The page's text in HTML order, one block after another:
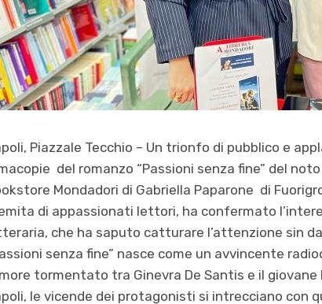
Piazzale Tecchio – Un trionfo di pubblico e
del romanzo “Passioni senza fine” del
Mondadori di Gabriella Paparone di
di appassionati lettori, ha confermato
che ha saputo catturare l’attenzione sin
senza fine” nasce come un avvincente
tormentato tra Ginevra De Santis e il
le vicende dei protagonisti si intrecciano con